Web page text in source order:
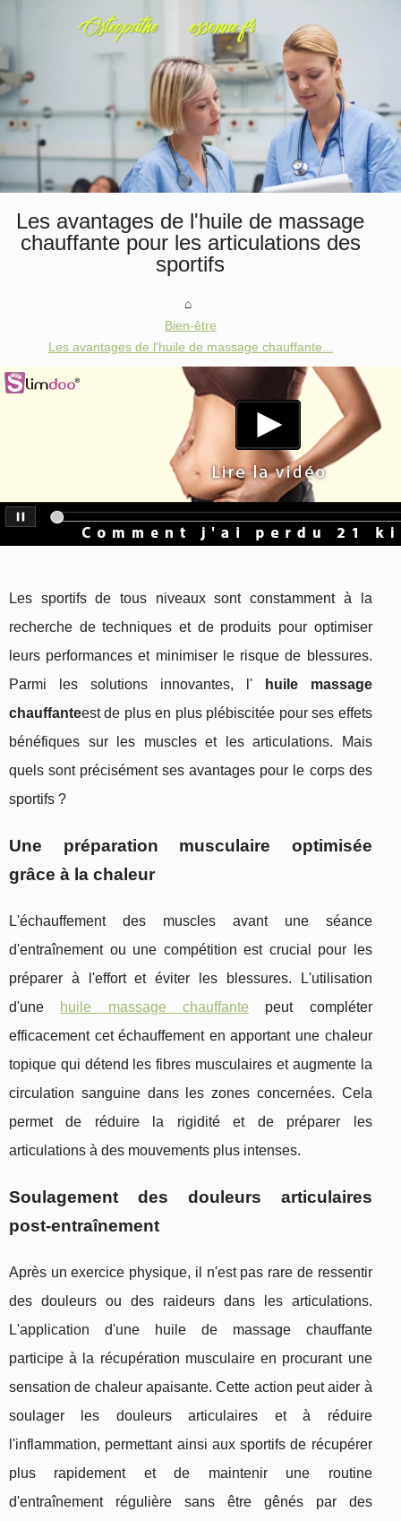
Les avantages de l'huile de massage
chauffante pour les articulations des
sportifs
Bien-être
Les avantages de l'huile de massage chauffante...
Les sportifs de tous niveaux sont constamment à la
recherche de techniques et de produits pour optimiser
leurs performances et minimiser le risque de blessures.
Parmi les solutions innovantes, l'
huile massage
chauffanteest de plus en plus plébiscitée pour ses effets
bénéfiques sur les muscles et les articulations. Mais
quels sont précisément ses avantages pour le corps des
sportifs ?
Une préparation musculaire optimisée
grâce à la chaleur
L'échauffement des muscles avant une séance
d'entraînement ou une compétition est crucial pour les
préparer à l'effort et éviter les blessures. L'utilisation
d'une huile massage chauffante peut compléter
efficacement cet échauffement en apportant une chaleur
topique qui détend les fibres musculaires et augmente la
circulation sanguine dans les zones concernées. Cela
permet de réduire la rigidité et de préparer les
articulations à des mouvements plus intenses.
Soulagement des douleurs articulaires
post-entraînement
Après un exercice physique, il n'est pas rare de ressentir
des douleurs ou des raideurs dans les articulations.
L'application d'une huile de massage chauffante
participe à la récupération musculaire en procurant une
sensation de chaleur apaisante. Cette action peut aider à
soulager les douleurs articulaires et à réduire
l'inflammation, permettant ainsi aux sportifs de récupérer
plus rapidement et de maintenir une routine
d'entraînement régulière sans être gênés par des